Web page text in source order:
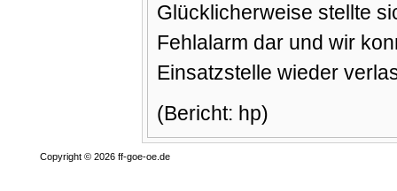
Glücklicherweise stellte
Fehlalarm dar und wir
Einsatzstelle wieder
(Bericht: hp)
Copyright © 2026 ff-goe-oe.de